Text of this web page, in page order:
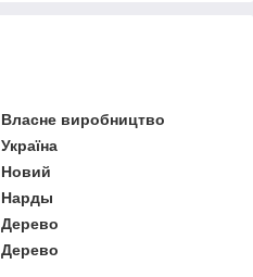
Власне виробництво
Україна
Новий
Нарды
Дерево
Дерево